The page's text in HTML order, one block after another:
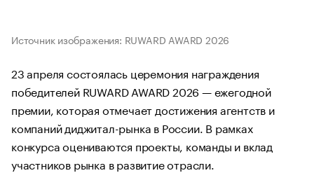
Источник изображения: RUWARD AWARD 2026
23 апреля состоялась церемония награждения
победителей RUWARD AWARD 2026 — ежегодной
премии, которая отмечает достижения агентств и
компаний диджитал-рынка в России. В рамках
конкурса оцениваются проекты, команды и вклад
участников рынка в развитие отрасли.